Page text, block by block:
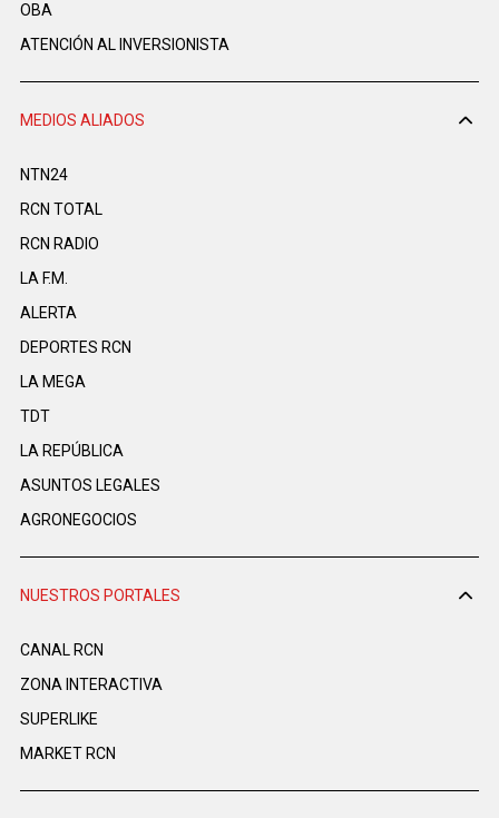
OBA
ATENCIÓN AL INVERSIONISTA
MEDIOS ALIADOS
NTN24
RCN TOTAL
RCN RADIO
LA F.M.
ALERTA
DEPORTES RCN
LA MEGA
TDT
LA REPÚBLICA
ASUNTOS LEGALES
AGRONEGOCIOS
NUESTROS PORTALES
CANAL RCN
ZONA INTERACTIVA
SUPERLIKE
MARKET RCN